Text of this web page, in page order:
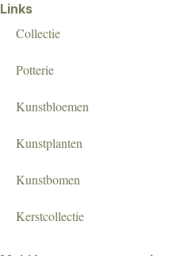
Links
Collectie
Potterie
Kunstbloemen
Kunstplanten
Kunstbomen
Kerstcollectie